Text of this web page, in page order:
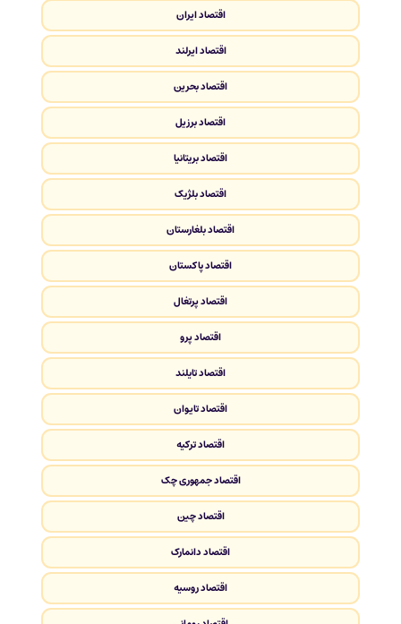
اقتصاد ایران
اقتصاد ایرلند
اقتصاد بحرین
اقتصاد برزیل
اقتصاد بریتانیا
اقتصاد بلژیک
اقتصاد بلغارستان
اقتصاد پاکستان
اقتصاد پرتغال
اقتصاد پرو
اقتصاد تایلند
اقتصاد تایوان
اقتصاد ترکیه
اقتصاد جمهوری چک
اقتصاد چین
اقتصاد دانمارک
اقتصاد روسیه